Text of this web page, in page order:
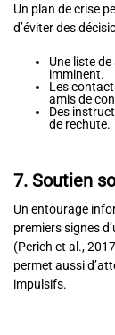
Un plan de crise
d’éviter des
Une liste
imminent.
Les
amis de
Des
de rechute.
7. Soutien
Un entourage
premiers signes
(Perich et al.,
permet aussi
impulsifs.